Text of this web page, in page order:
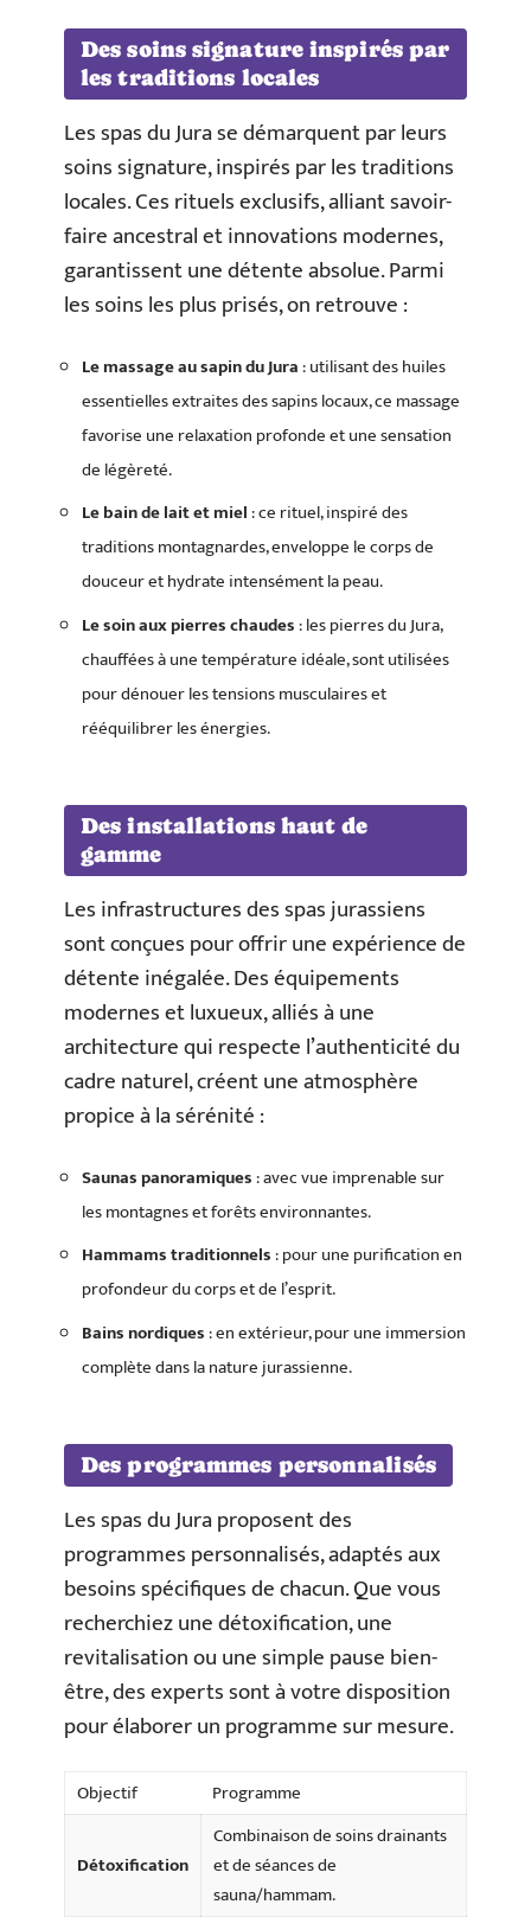
Des soins signature inspirés par
les traditions locales
Les spas du Jura se démarquent par leurs
soins signature, inspirés par les traditions
locales. Ces rituels exclusifs, alliant savoir-
faire ancestral et innovations modernes,
garantissent une détente absolue. Parmi
les soins les plus prisés, on retrouve :
Le massage au sapin du Jura: utilisant des huiles
essentielles extraites des sapins locaux, ce massage
favorise une relaxation profonde et une sensation
de légèreté.
Le bain de lait et miel: ce rituel, inspiré des
traditions montagnardes, enveloppe le corps de
douceur et hydrate intensément la peau.
Le soin aux pierres chaudes: les pierres du Jura,
chauffées à une température idéale, sont utilisées
pour dénouer les tensions musculaires et
rééquilibrer les énergies.
Des installations haut de
gamme
Les infrastructures des spas jurassiens
sont conçues pour offrir une expérience de
détente inégalée. Des équipements
modernes et luxueux, alliés à une
architecture qui respecte l’authenticité du
cadre naturel, créent une atmosphère
propice à la sérénité :
Saunas panoramiques: avec vue imprenable sur
les montagnes et forêts environnantes.
Hammams traditionnels: pour une purification en
profondeur du corps et de l’esprit.
Bains nordiques: en extérieur, pour une immersion
complète dans la nature jurassienne.
Des programmes personnalisés
Les spas du Jura proposent des
programmes personnalisés, adaptés aux
besoins spécifiques de chacun. Que vous
recherchiez une détoxification, une
revitalisation ou une simple pause bien-
être, des experts sont à votre disposition
pour élaborer un programme sur mesure.
Objectif Programme
Détoxification
Combinaison de soins drainants
et de séances de
sauna/hammam.